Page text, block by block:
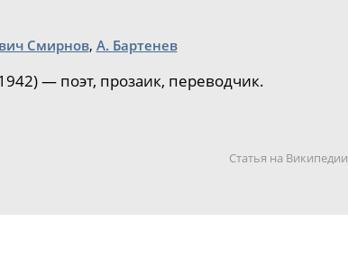
Смирнов, А. Бартенев
— поэт, прозаик, переводчик.
Статья на Википедии